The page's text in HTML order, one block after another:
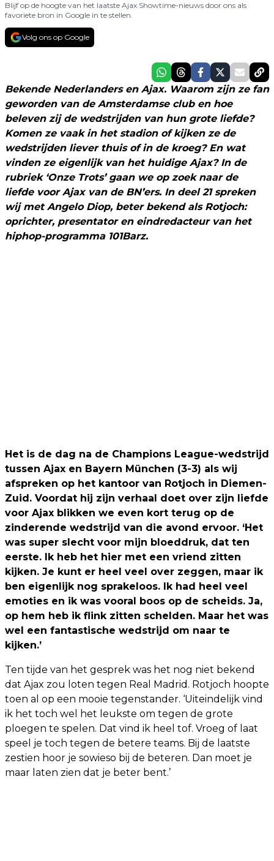
Blijf op de hoogte van het laatste Ajax Showtime-nieuws door ons als
favoriete bron in Google in te stellen.
Volg ons op Google
Bekende Nederlanders en Ajax. Waarom zijn ze fan
geworden van de Amsterdamse club en hoe
beleven zij de wedstrijden van hun grote liefde?
Komen ze vaak in het stadion of kijken ze de
wedstrijden liever thuis of in de kroeg? En wat
vinden ze eigenlijk van het huidige Ajax? In de
rubriek ‘Onze Trots’ gaan we op zoek naar de
liefde voor Ajax van de BN’ers. In deel 21 spreken
wij met Angelo Diop, beter bekend als Rotjoch:
oprichter, presentator en eindredacteur van het
hiphop-programma 101Barz.
Het is de dag na de Champions League-wedstrijd
tussen Ajax en Bayern München (3-3) als wij
afspreken op het kantoor van Rotjoch in Diemen-
Zuid. Voordat hij zijn verhaal doet over zijn liefde
voor Ajax blikken we even kort terug op de
zinderende wedstrijd van die avond ervoor. ‘Het
was super slecht voor mijn bloeddruk, dat ten
eerste. Ik heb het hier met een vriend zitten
kijken. Je kunt er heel veel over zeggen, maar ik
ben eigenlijk nog sprakeloos. Ik had heel veel
emoties en ik was vooral boos op de scheids. Ja,
op hem heb ik flink zitten schelden. Maar het was
wel een fantastische wedstrijd om naar te
kijken.’
Ten tijde van het gesprek was het nog niet bekend
dat Ajax zou loten tegen Real Madrid. Rotjoch hoopte
toen al op een mooie tegenstander. ‘Uiteindelijk vind
ik het toch wel het leukste om tegen de grote
ploegen te spelen. Dat vind ik heel tof. Vroeg of laat
speel je toch tegen de betere teams. Bij de laatste
zestien hoor je sowieso bij de beteren. Dan moet je
maar laten zien dat je beter bent.’